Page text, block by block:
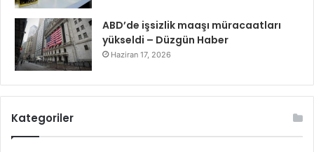
ABD’de işsizlik maaşı müracaatları
yükseldi – Düzgün Haber
Haziran 17, 2026
Kategoriler